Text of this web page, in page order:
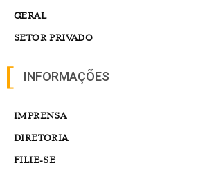
GERAL
SETOR PRIVADO
INFORMAÇÕES
IMPRENSA
DIRETORIA
FILIE-SE